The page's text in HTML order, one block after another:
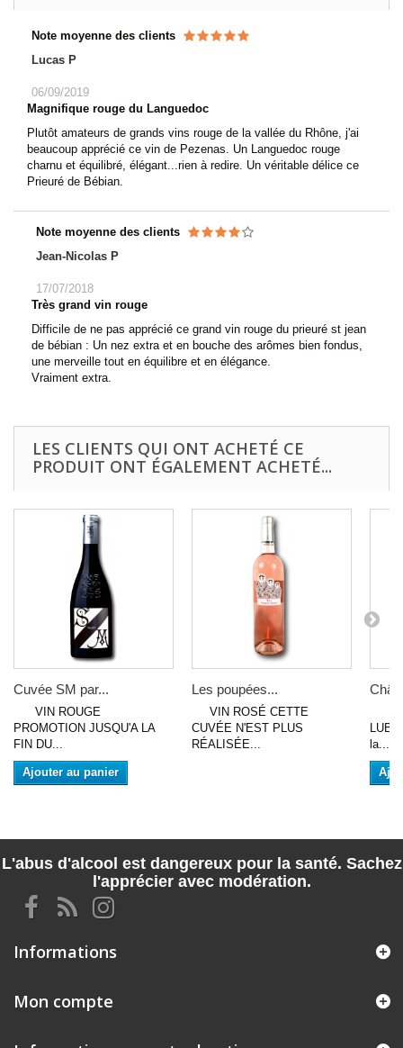
Note moyenne des clients
Lucas P
06/09/2019
Magnifique rouge du Languedoc
Plutôt amateurs de grands vins rouge de la vallée du Rhône, j'ai
beaucoup apprécié ce vin de Pezenas. Un Languedoc rouge
charnu et équilibré, élégant...rien à redire. Un véritable délice ce
Prieuré de Bébian.
Note moyenne des clients
Jean-Nicolas P
17/07/2018
Très grand vin rouge
Difficile de ne pas apprécié ce grand vin rouge du prieuré st jean
de bébian : Un nez extra et en bouche des arômes bien fondus,
une merveille tout en équilibre et en élégance.
Vraiment extra.
LES CLIENTS QUI ONT ACHETÉ CE
PRODUIT ONT ÉGALEMENT ACHETÉ...
Cuvée SM par...
VIN ROUGE
PROMOTION JUSQU'A LA
FIN DU...
Ajouter au panier
Les poupées...
VIN ROSÉ CETTE
CUVÉE N'EST PLUS
RÉALISÉE...
la...
L'abus d'alcool est dangereux pour la santé. Sachez
l'apprécier avec modération.
Informations
Mon compte